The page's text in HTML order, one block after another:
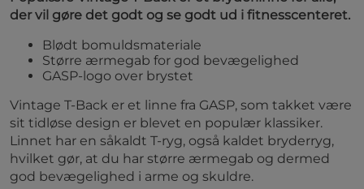
der vil gøre det godt og se godt ud i fitnesscenteret.
Blødt bomuldsmateriale
Større ærmegab for god bevægelighed
GASP-logo over brystet
Vintage T-Back er et linne fra GASP, som takket være
sit tidløse design er blevet en populær klassiker.
Linnet har en såkaldt T-ryg, også kaldet bryderryg,
hvilket gør, at du har større ærmegab og dermed
god bevægelighed i arme og skuldre.